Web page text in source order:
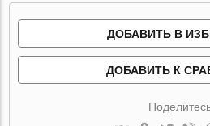
ДОБАВИТЬ В
ДОБАВИТЬ К